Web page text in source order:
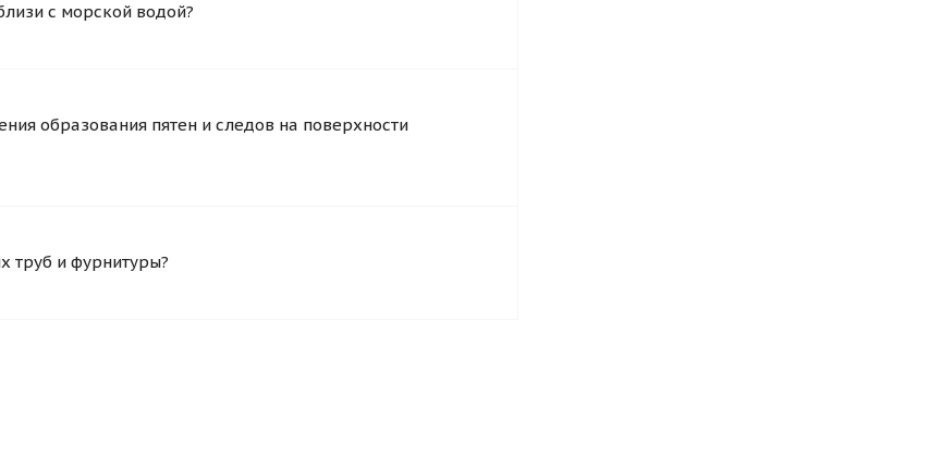
с морской водой?
образования пятен и следов на поверхности
труб и фурнитуры?